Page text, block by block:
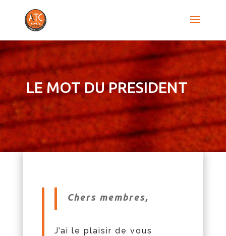
LE MOT DU PRESIDENT
Chers membres,
J’ai le plaisir de vous